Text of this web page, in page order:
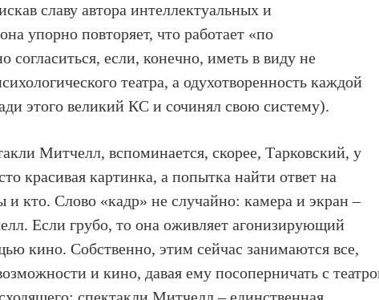
славу автора интеллектуальных и
упорно повторяет, что работает «по
если, конечно, иметь в виду не
театра, а одухотворенность каждой
этого великий КС и сочинял свою систему).
Митчелл, вспоминается, скорее, Тарковский, у
красивая картинка, а попытка найти ответ на
кто. Слово «кадр» не случайно: камера и экран –
Если грубо, то она оживляет агонизирующий
кино. Собственно, этим сейчас занимаются все,
и кино, давая ему посоперничать с